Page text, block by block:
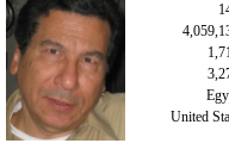
United